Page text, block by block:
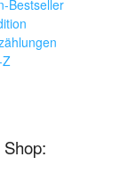
Bestseller
Z